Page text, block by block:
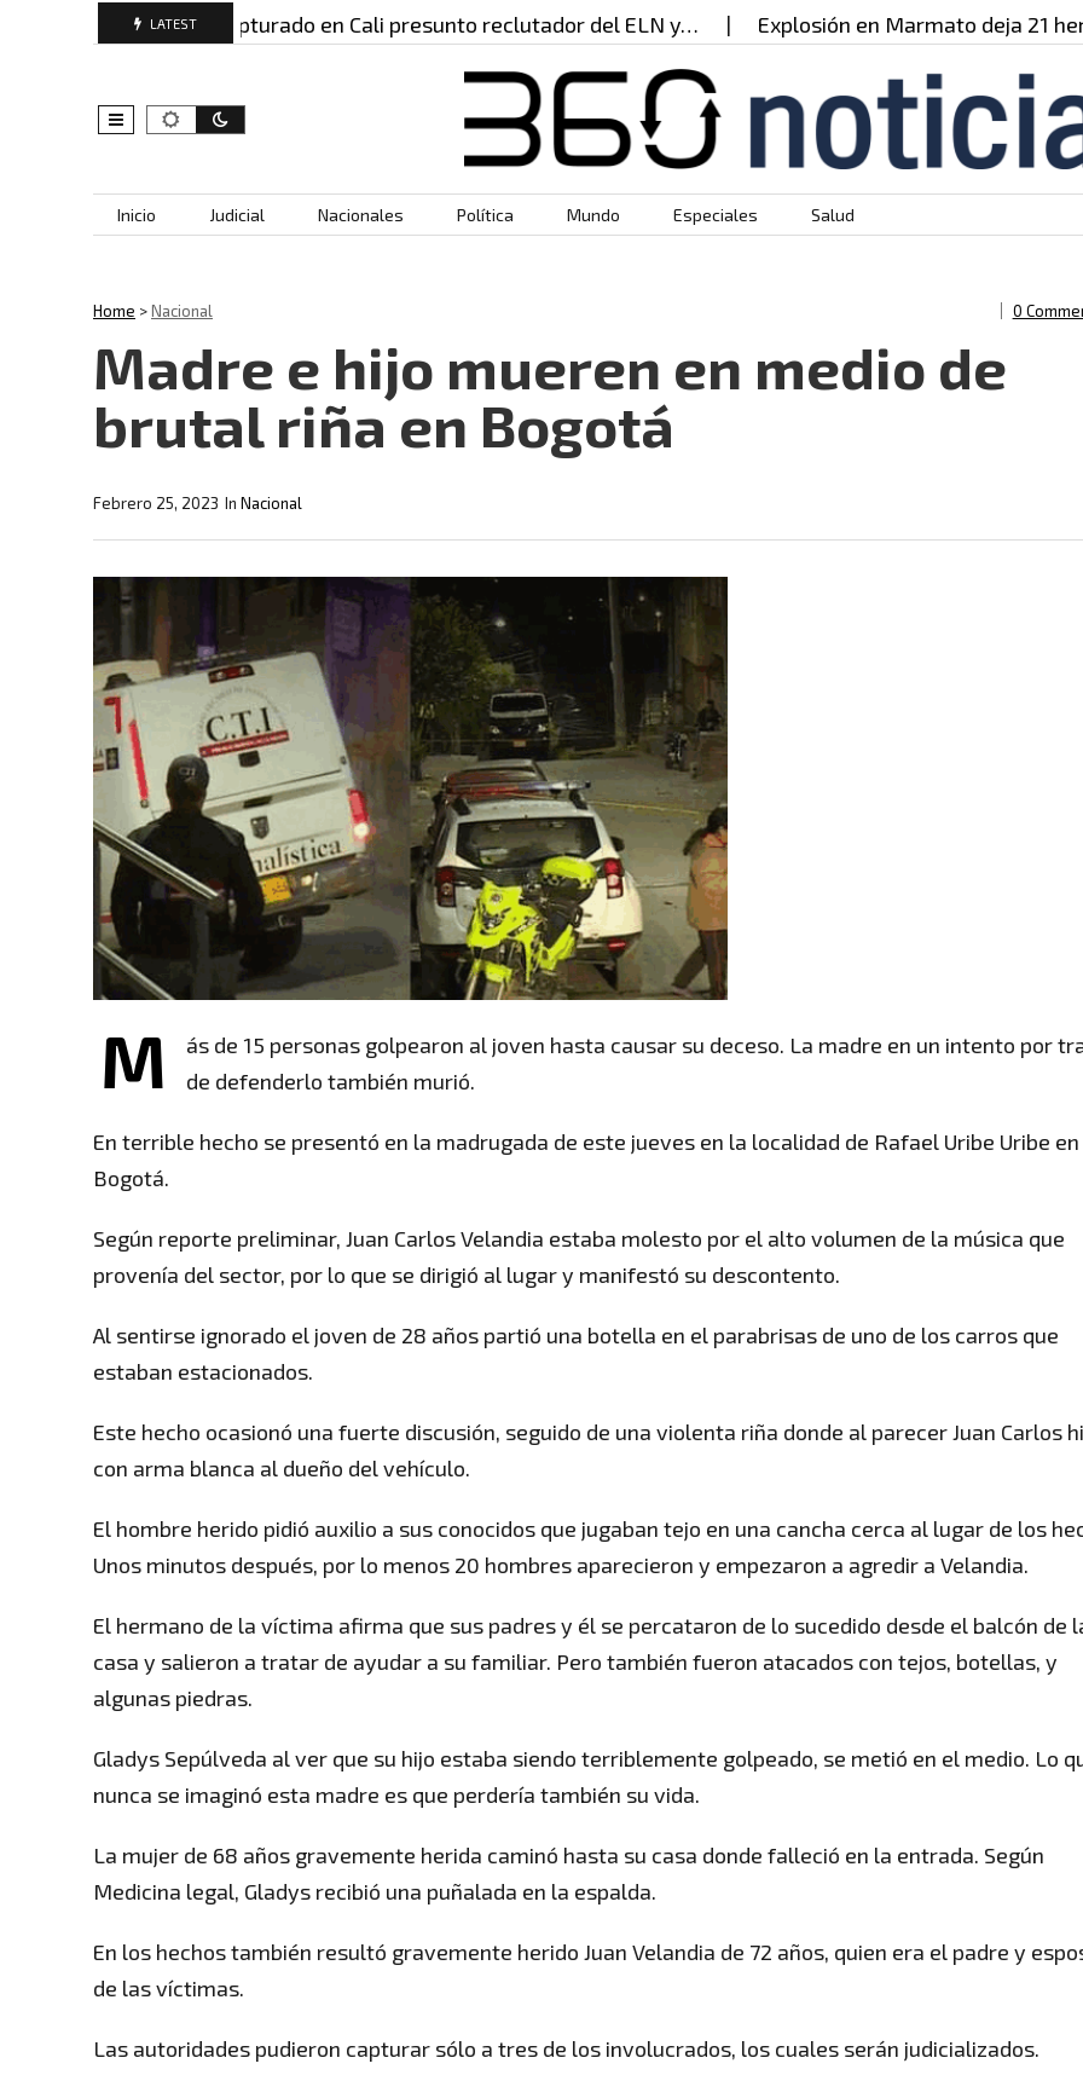
LATEST
Capturado en Cali presunto reclutador del ELN y… Explosión en Marmato deja 21
Skip to content
Inicio Judicial Nacionales Política Mundo Especiales Salud
Home >Nacional 0
Madre e hijo mueren en medio de
brutal riña en Bogotá
In Nacional
Febrero 25, 2023
M
ás de 15 personas golpearon al joven hasta causar su deceso. La madre en un intento por
de defenderlo también murió.
En terrible hecho se presentó en la madrugada de este jueves en la localidad de Rafael Uribe Uribe en
Bogotá.
Según reporte preliminar, Juan Carlos Velandia estaba molesto por el alto volumen de la música que
provenía del sector, por lo que se dirigió al lugar y manifestó su descontento.
Al sentirse ignorado el joven de 28 años partió una botella en el parabrisas de uno de los carros que
estaban estacionados.
Este hecho ocasionó una fuerte discusión, seguido de una violenta riña donde al parecer Juan Carlos
con arma blanca al dueño del vehículo.
El hombre herido pidió auxilio a sus conocidos que jugaban tejo en una cancha cerca al lugar de los
Unos minutos después, por lo menos 20 hombres aparecieron y empezaron a agredir a Velandia.
El hermano de la víctima afirma que sus padres y él se percataron de lo sucedido desde el balcón de
casa y salieron a tratar de ayudar a su familiar. Pero también fueron atacados con tejos, botellas, y
algunas piedras.
Gladys Sepúlveda al ver que su hijo estaba siendo terriblemente golpeado, se metió en el medio. Lo
nunca se imaginó esta madre es que perdería también su vida.
La mujer de 68 años gravemente herida caminó hasta su casa donde falleció en la entrada. Según
Medicina legal, Gladys recibió una puñalada en la espalda.
En los hechos también resultó gravemente herido Juan Velandia de 72 años, quien era el padre y
de las víctimas.
Las autoridades pudieron capturar sólo a tres de los involucrados, los cuales serán judicializados.